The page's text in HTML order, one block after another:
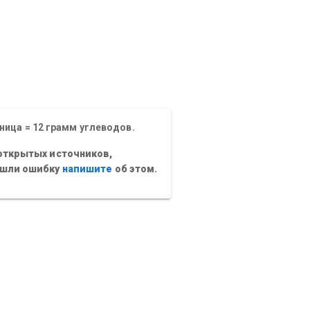
= 12 грамм углеводов.
источников,
ошибку напишите об этом.